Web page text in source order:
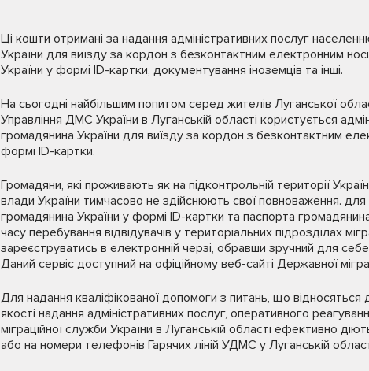
Ці кошти отримані за надання адміністративних послуг
України для виїзду за кордон з безконтактним електронним
України у формі ID-картки, документування іноземців та інші.
На сьогодні найбільшим попитом серед жителів Луганської
Управління ДМС України в Луганській області користується
громадянина України для виїзду за кордон з безконтактним
формі ID-картки.
Громадяни, які проживають як на підконтрольній території
влади України тимчасово не здійснюють свої повноваження.
громадянина України у формі ID-картки та паспорта
часу перебування відвідувачів у територіальних підрозділах
зареєструватись в електронній черзі, обравши зручний для себе
Даний сервіс доступний на офіційному веб-сайті Державної
Для надання кваліфікованої допомоги з питань, що відносяться
якості надання адміністративних послуг, оперативного
міграційної служби України в Луганській області ефективно
або на номери телефонів Гарячих ліній УДМС у Луганській